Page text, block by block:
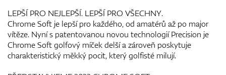
LEPŠÍ PRO NEJLEPŠÍ. LEPŠÍ PRO VŠECHNY.
Chrome Soft je lepší pro každého, od amatérů až po major
vítěze. Nyní s patentovanou novou technologií Precision je
Chrome Soft golfový míček delší a zároveň poskytuje
charakteristický měkký pocit, který golfisté milují.